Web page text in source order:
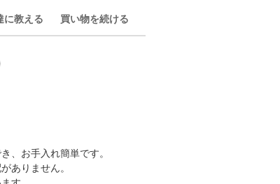
に教える 買い物を続ける
、お手入れ簡単です。
りません。